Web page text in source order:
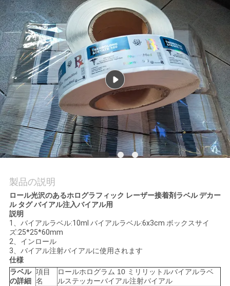
質
管
理
私
達
に
連
絡
し
な
さ
い
製品の説明
ロール光沢のあるホログラフィック レーザー接着剤ラベル デカー
ル タグ バイアル注入バイアル用
説明
1、バイアルラベル:10ml バイアルラベル:6x3cm ボックスサイ
ズ:25*25*60mm
2、インロール
3、バイアル注射バイアルに使用されます
仕様
ラベル
の詳細
項目
名
ロールホログラム 10 ミリリットルバイアルラベ
ルステッカーバイアル注射バイアル